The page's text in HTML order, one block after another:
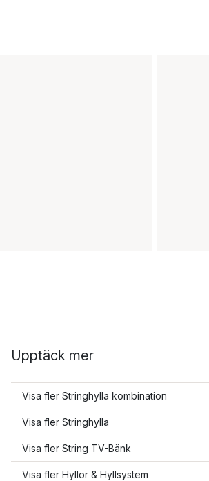
Upptäck mer
Visa fler Stringhylla kombination
Visa fler Stringhylla
Visa fler String TV-Bänk
Visa fler Hyllor & Hyllsystem